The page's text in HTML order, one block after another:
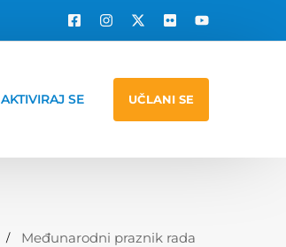
AKTIVIRAJ SE UČLANI SE
Međunarodni praznik rada